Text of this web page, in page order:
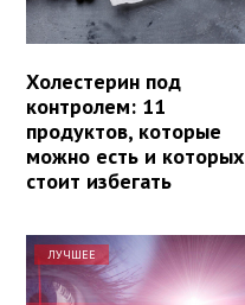
Холестерин под
контролем: 11
продуктов, которые
можно есть и которых
стоит избегать
ЛУЧШЕЕ